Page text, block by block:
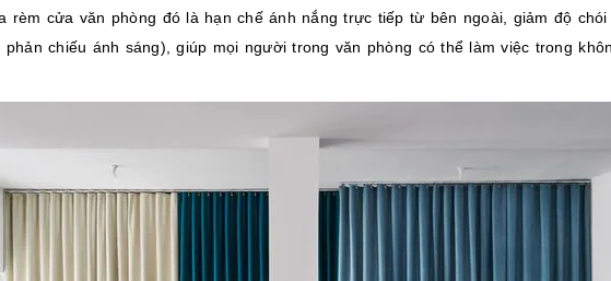
rèm cửa văn phòng đó là hạn chế ánh nắng trực tiếp từ bên ngoài, giảm độ
chiếu ánh sáng), giúp mọi người trong văn phòng có thể làm việc trong